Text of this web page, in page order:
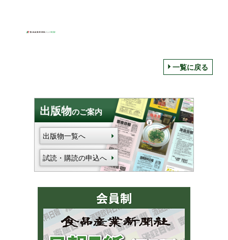
一覧に戻る
出版物のご案内
出版物一覧へ
試読・購読の申込へ